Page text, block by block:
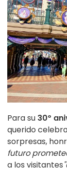
Para su 30º
querido
sorpresas,
futuro
a los visitantes